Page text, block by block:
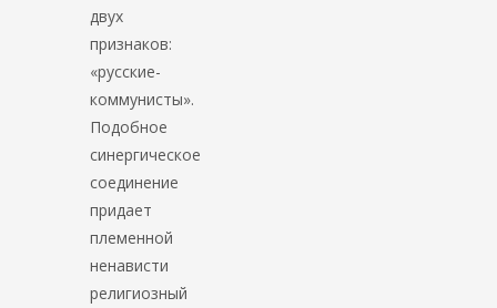
двух
признаков:
«русские-
коммунисты».
Подобное
синергическое
соединение
придает
племенной
ненависти
религиозный